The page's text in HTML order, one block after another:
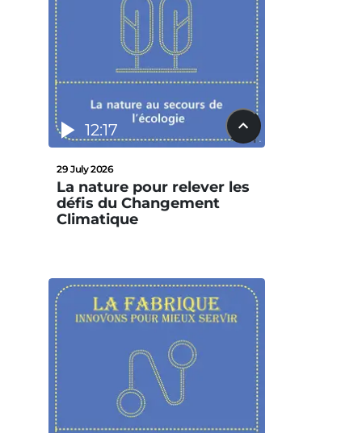
12:17
29 July 2026
La nature pour relever les
défis du Changement
Climatique